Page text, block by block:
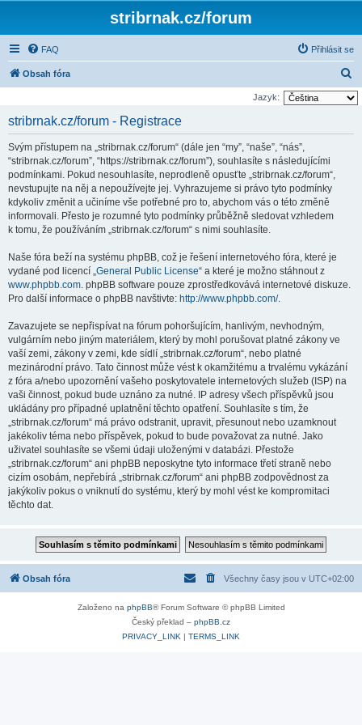
stribrnak.cz/forum
FAQ Přihlásit se
Obsah fóra
l
Jazyk:
stribrnak.cz/forum - Registrace
Svým přístupem na „stribrnak.cz/forum“ (dále jen “my”, “naše”, “nás”,
“stribrnak.cz/forum”, “https://stribrnak.cz/forum”), souhlasíte s následujícími
podmínkami. Pokud nesouhlasíte, neprodleně opusťte „stribrnak.cz/forum“,
nevstupujte na něj a nepoužívejte jej. Vyhrazujeme si právo tyto podmínky
kdykoliv změnit a učiníme vše potřebné pro to, abychom vás o této změně
informovali. Přesto je rozumné tyto podmínky průběžně sledovat vzhledem
k tomu, že používáním „stribrnak.cz/forum“ s nimi souhlasíte.
Naše fóra beží na systému phpBB, což je řešení internetového fóra, které je
vydané pod licencí „General Public License“ a které je možno stáhnout z
www.phpbb.com. phpBB software pouze zprostředkovává internetové diskuze.
Pro další informace o phpBB navštivte: http://www.phpbb.com/.
Zavazujete se nepřispívat na fórum pohoršujícím, hanlivým, nevhodným,
vulgárním nebo jiným materiálem, který by mohl porušovat platné zákony ve
vaší zemi, zákony v zemi, kde sídlí „stribrnak.cz/forum“, nebo platné
mezinárodní právo. Tato činnost může vést k okamžitému a trvalému vykázání
z fóra a/nebo upozornění vašeho poskytovatele internetových služeb (ISP) na
vaši činnost, pokud bude uznáno za nutné. IP adresy všech příspěvků jsou
ukládány pro případné uplatnění těchto opatření. Souhlasíte s tím, že
„stribrnak.cz/forum“ má právo odstranit, upravit, přesunout nebo uzamknout
jakékoliv téma nebo příspěvek, pokud to bude považovat za nutné. Jako
uživatel souhlasíte se všemi údaji uloženými v databázi. Přestože
„stribrnak.cz/forum“ ani phpBB neposkytne tyto informace třetí straně nebo
cizím osobám, nepřebírá „stribrnak.cz/forum“ ani phpBB zodpovědnost za
jakýkoliv pokus o vniknutí do systému, který by mohl vést ke kompromitaci
těchto dat.
Obsah fóra Všechny časy jsou v UTC+02:00
Založeno na phpBB® Forum Software © phpBB Limited
Český překlad – phpBB.cz
PRIVACY_LINK | TERMS_LINK